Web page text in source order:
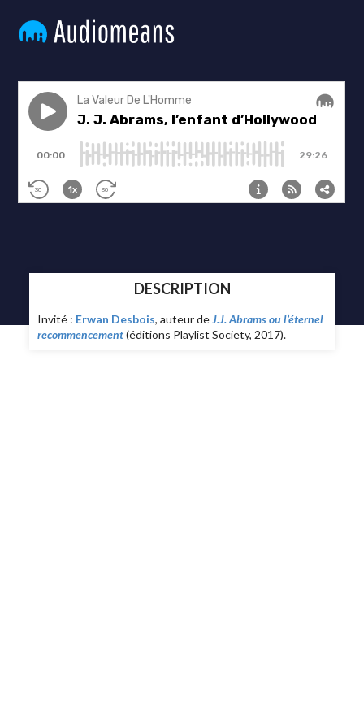
DESCRIPTION
Invité : Erwan Desbois, auteur deJ.J. Abrams ou l’éternel
recommencement(éditions Playlist Society, 2017).